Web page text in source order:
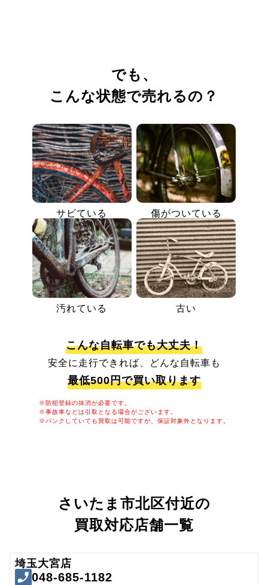
でも、
こんな状態で売れるの？
サビている 傷がついている
汚れている 古い
こんな自転車でも大丈夫！
安全に走行できれば、どんな自転車も
最低500円で買い取ります
※防犯登録の抹消が必要です。
※事故車などは引取となる場合がございます。
※パンクしていても買取は可能ですが、保証対象外となります。
さいたま市北区付近の
買取対応店舗一覧
埼玉大宮店
048-685-1182